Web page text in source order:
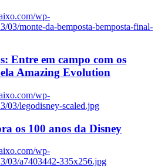
wp-
03/monte-da-bemposta-bemposta-final-
Entre em campo com os
Amazing Evolution
wp-
03/legodisney-scaled.jpg
os 100 anos da Disney
wp-
03/a7403442-335x256.jpg